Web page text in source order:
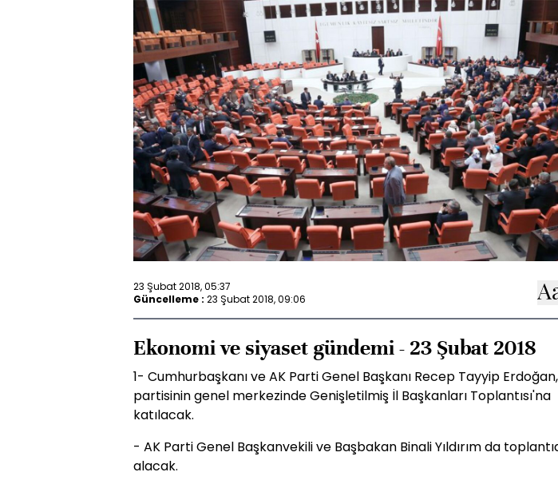
23 Şubat 2018, 05:37
Güncelleme : 23 Şubat 2018, 09:06
Ekonomi ve siyaset gündemi - 23 Şubat 2018
1- Cumhurbaşkanı ve AK Parti Genel Başkanı Recep Tayyip Erdoğan,
partisinin genel merkezinde Genişletilmiş İl Başkanları Toplantısı'na
katılacak.
- AK Parti Genel Başkanvekili ve Başbakan Binali Yıldırım da
alacak.